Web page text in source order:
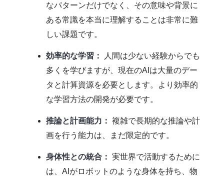
なパターンだけでなく、その意味や背景に
ある常識を本当に理解することは非常に難
しい課題です。
効率的な学習：
人間は少ない経験からでも
多くを学びますが、現在のAIは大量のデー
タと計算資源を必要とします。より効率的
な学習方法の開発が必要です。
推論と計画能力： 複雑で長期的な推論や計
画を行う能力は、まだ限定的です。
身体性との統合： 実世界で活動するために
は、AIがロボットのような身体を持ち、物